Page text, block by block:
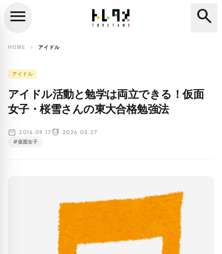
search
menu search
HOME chevron_right アイドル
アイドル
アイドル活動と勉学は両立できる！仮面
女子・桜雪さんの東大合格勉強法
2016.09.17 2026.05.27
#仮面女子